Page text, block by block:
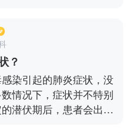
伴随有高热、咳嗽、咳
等症状。建议患者尽早
？
染引起的肺炎症状，没
情况下，症状并不特别
潜伏期后，患者会出现